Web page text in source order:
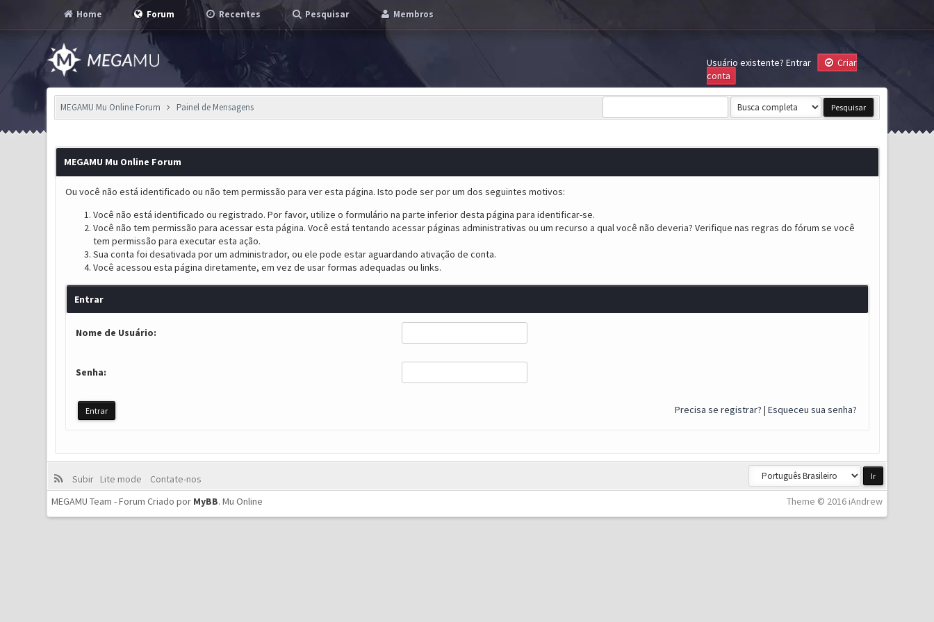
Home Forum Recentes Pesquisar Membros
Usuário existente? Entrar
Criar
conta
MEGAMU Mu Online Forum Painel de Mensagens
MEGAMU Mu Online Forum
Ou você não está identificado ou não tem permissão para ver esta página. Isto pode ser por um dos seguintes motivos:
Você não está identificado ou registrado. Por favor, utilize o formulário na parte inferior desta página para identificar-se.
Você não tem permissão para acessar esta página. Você está tentando acessar páginas administrativas ou um recurso a qual você não deveria? Verifique nas regras do fórum se você
tem permissão para executar esta ação.
Sua conta foi desativada por um administrador, ou ele pode estar aguardando ativação de conta.
Você acessou esta página diretamente, em vez de usar formas adequadas ou links.
Entrar
Nome de Usuário:
Senha:
Precisa se registrar? | Esqueceu sua senha?
Subir Lite mode
Contate-nos
Theme © 2016 iAndrew
MEGAMU Team - Forum Criado por MyBB.Mu Online